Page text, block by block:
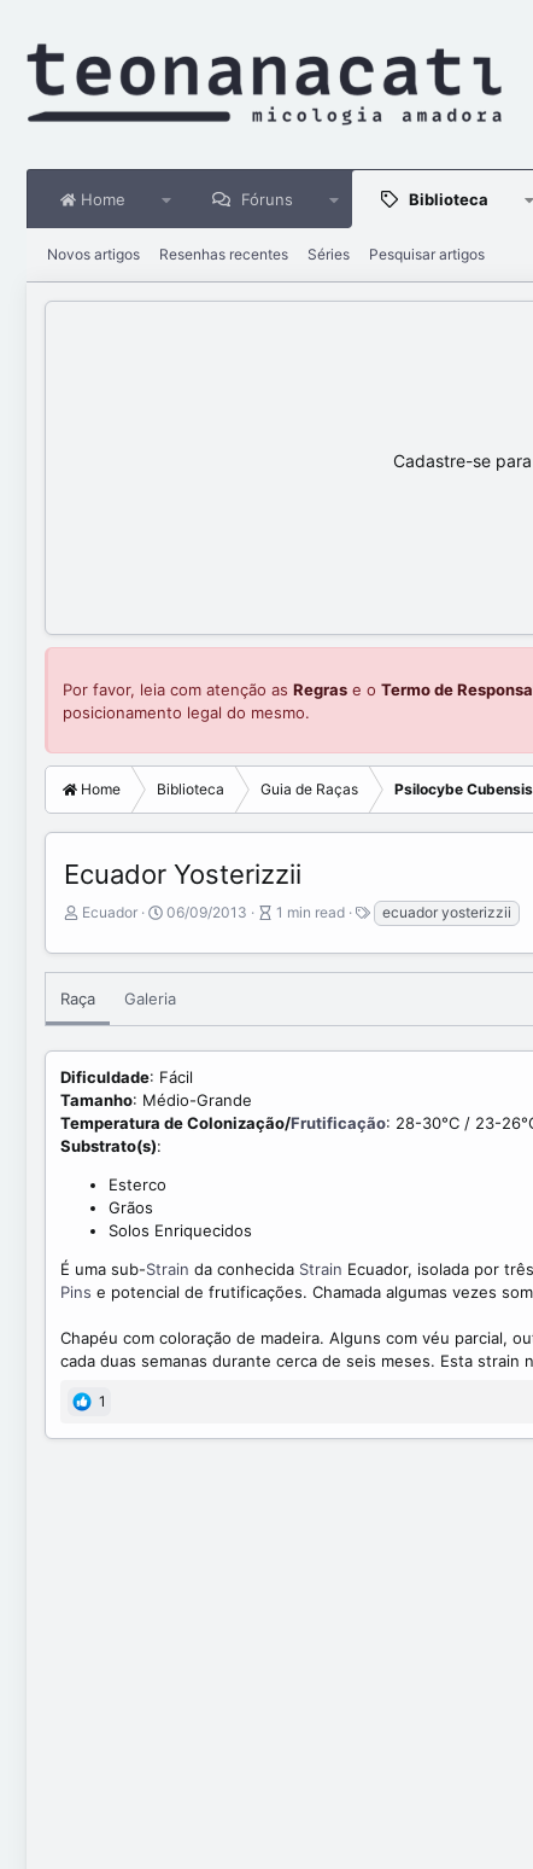
Home Fóruns Biblioteca
Novos artigos Resenhas recentes Séries Pesquisar artigos
Cadastre-se
Por favor, leia com atenção as Regras e o Termo de
posicionamento legal do mesmo.
Home Biblioteca Guia de Raças Psilocybe Cubensis
Ecuador Yosterizzii
A
t
o
r
Ecuador
P
b
l
i
a
t
e
06/09/2013
A
t
i
d
1 min read
T
a
g
s
ecuador yosterizzii
Raça Galeria
Dificuldade: Fácil
Tamanho: Médio-Grande
Temperatura de Colonização/Frutificação: 28-30°C / 23-
Substrato(s):
Esterco
Grãos
Solos Enriquecidos
É uma sub-Strain da conhecida Strain Ecuador, isolada por
Pins e potencial de frutificações. Chamada algumas vezes
Chapéu com coloração de madeira. Alguns com véu parcial,
cada duas semanas durante cerca de seis meses. Esta strain
1